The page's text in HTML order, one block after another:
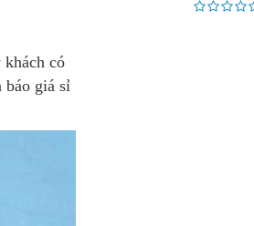
có
báo giá sỉ